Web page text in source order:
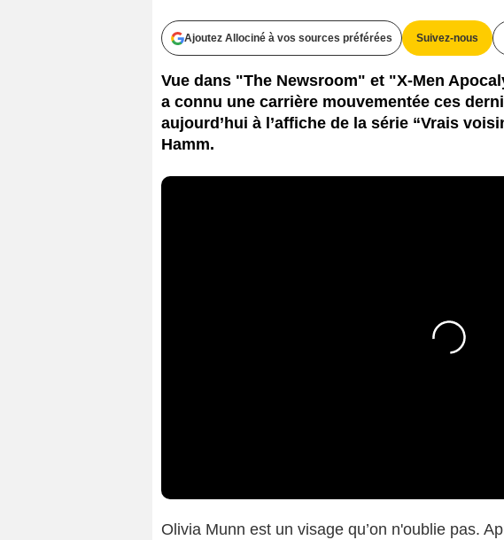
Ajoutez Allociné à vos sources préférées Suivez-nous
Vue dans "The Newsroom" et "X-Men
a connu une carrière mouvementée ces
aujourd’hui à l’affiche de la série “Vrais
Hamm.
Olivia Munn est un visage qu’on n'oublie pas.